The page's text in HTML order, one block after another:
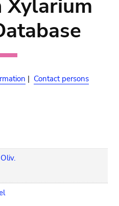
Xylarium
| Contact persons